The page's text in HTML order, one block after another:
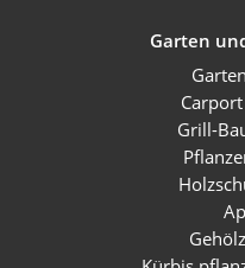
Garten
Grill-